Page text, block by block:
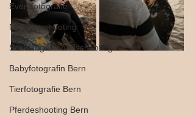
Eventfotografie
Newbornshooting
Schwangerschaftsshooting
Babyfotografin Bern
Tierfotografie Bern
Pferdeshooting Bern